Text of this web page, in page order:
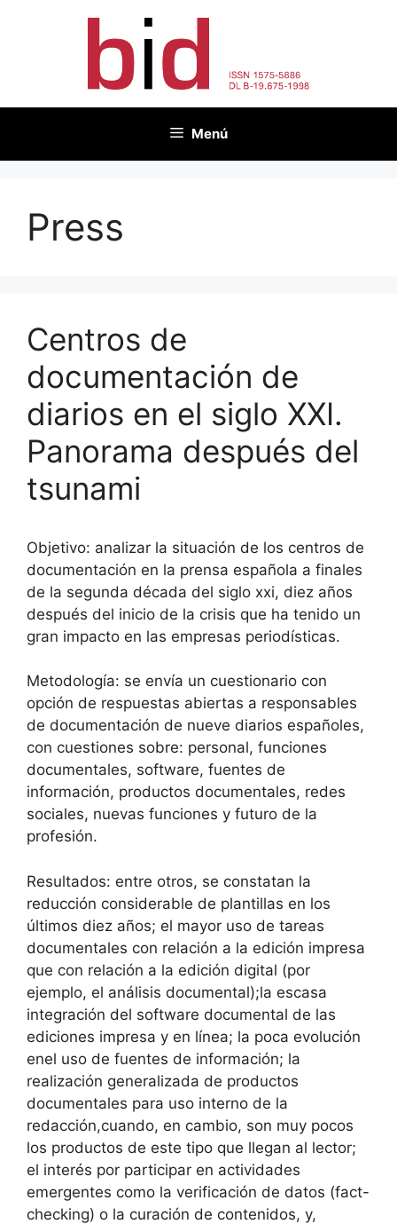
Menú
Press
Centros de
documentación de
diarios en el siglo XXI.
Panorama después del
tsunami
Objetivo: analizar la situación de los centros de
documentación en la prensa española a finales
de la segunda década del siglo xxi, diez años
después del inicio de la crisis que ha tenido un
gran impacto en las empresas periodísticas.
Metodología: se envía un cuestionario con
opción de respuestas abiertas a responsables
de documentación de nueve diarios españoles,
con cuestiones sobre: personal, funciones
documentales, software, fuentes de
información, productos documentales, redes
sociales, nuevas funciones y futuro de la
profesión.
Resultados: entre otros, se constatan la
reducción considerable de plantillas en los
últimos diez años; el mayor uso de tareas
documentales con relación a la edición impresa
que con relación a la edición digital (por
ejemplo, el análisis documental);la escasa
integración del software documental de las
ediciones impresa y en línea; la poca evolución
enel uso de fuentes de información; la
realización generalizada de productos
documentales para uso interno de la
redacción,cuando, en cambio, son muy pocos
los productos de este tipo que llegan al lector;
el interés por participar en actividades
emergentes como la verificación de datos (fact-
checking) o la curación de contenidos, y,